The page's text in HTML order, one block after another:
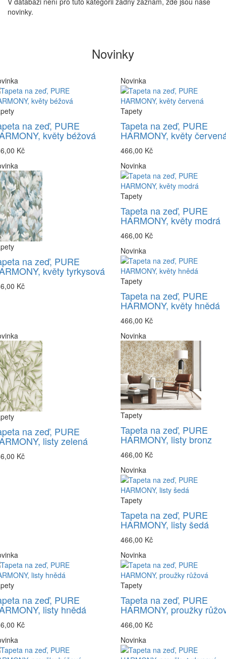
novinky.
Novinky
na zeď, PURE
květy béžová
Kč
Novinka
Tapety
Tapeta na zeď, PURE
HARMONY, květy
466,00 Kč
na zeď, PURE
květy tyrkysová
Kč
Novinka
Tapety
Tapeta na zeď, PURE
HARMONY, květy modrá
466,00 Kč
Novinka
Tapety
Tapeta na zeď, PURE
HARMONY, květy hnědá
466,00 Kč
na zeď, PURE
listy zelená
Kč
Novinka
Tapety
Tapeta na zeď, PURE
HARMONY, listy bronz
466,00 Kč
Novinka
Tapety
Tapeta na zeď, PURE
HARMONY, listy šedá
466,00 Kč
na zeď, PURE
listy hnědá
Kč
Novinka
Tapety
Tapeta na zeď, PURE
HARMONY, proužky
466,00 Kč
Novinka